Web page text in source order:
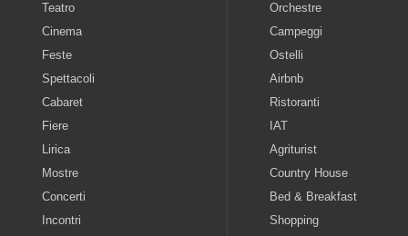
Teatro
Cinema
Feste
Spettacoli
Cabaret
Fiere
Lirica
Mostre
Concerti
Incontri
Orchestre
Campeggi
Ostelli
Airbnb
Ristoranti
IAT
Agriturist
Country House
Bed & Breakfast
Shopping